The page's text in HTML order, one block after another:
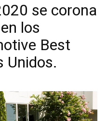
se corona
los
Best
Unidos.